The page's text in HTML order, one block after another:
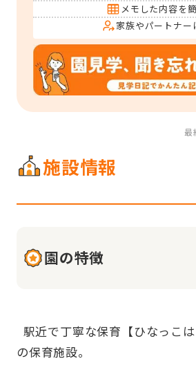
メモした内容を
家族やパートナー
最
施設情報
園の特徴